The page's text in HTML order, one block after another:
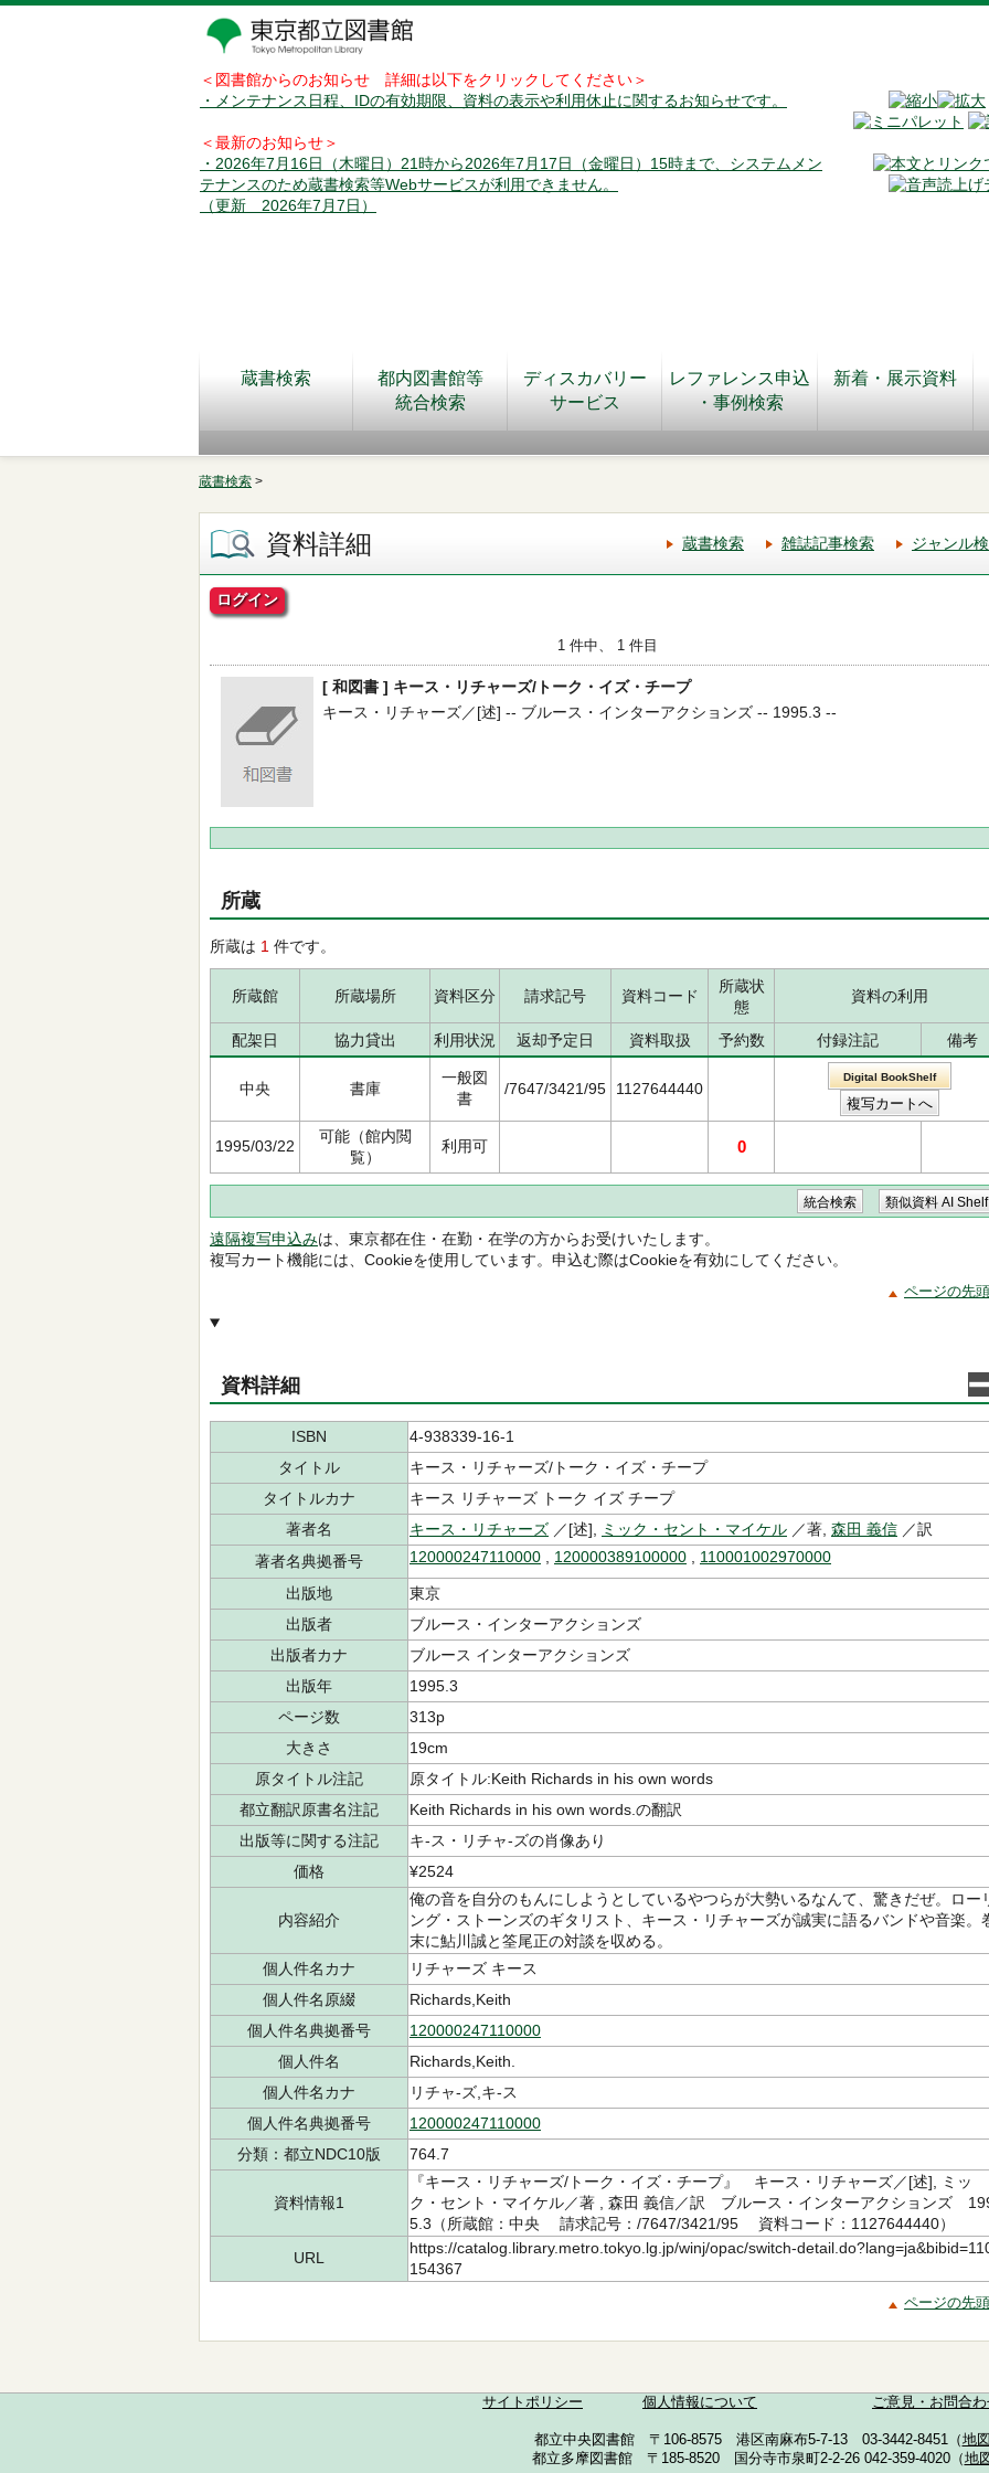
＜図書館からのお知らせ 詳細は以下をクリックしてください＞
・メンテナンス日程、IDの有効期限、資料の表示や利用休止に関するお知らせです。
＜最新のお知らせ＞
・2026年7月16日（木曜日）21時から2026年7月17日（金曜日）15時まで、システムメン
テナンスのため蔵書検索等Webサービスが利用できません。
（更新 2026年7月7日）
蔵書検索
都内図書館等
統合検索
ディスカバリー
サービス
レファレンス申込
・事例検索
新着・展示資料
蔵書検索 >
資料詳細 蔵書検索 雑誌記事検索 ジャンル
ログイン
1 件中、 1 件目
[ 和図書 ] キース・リチャーズ/トーク・イズ・チープ
キース・リチャーズ／[述] -- ブルース・インターアクションズ -- 1995.3 --
所蔵
所蔵は 1 件です。
所蔵館 所蔵場所 資料区分 請求記号 資料コード
所蔵状
態
資料の利用
配架日 協力貸出 利用状況 返却予定日 資料取扱 予約数 付録注記 備考
中央 書庫
一般図
書
/7647/3421/95 1127644440
Digital BookShelf
1995/03/22
可能（館内閲
覧）
利用可 0
遠隔複写申込みは、東京都在住・在勤・在学の方からお受けいたします。
複写カート機能には、Cookieを使用しています。申込む際はCookieを有効にしてください。
ページの先
資料詳細
ISBN
4-938339-16-1
タイトル
キース・リチャーズ/トーク・イズ・チープ
タイトルカナ
キース リチャーズ トーク イズ チープ
著者名
キース・リチャーズ ／[述], ミック・セント・マイケル ／著, 森田 義信 ／訳
著者名典拠番号
120000247110000 120000389100000 110001002970000
出版地
東京
出版者
ブルース・インターアクションズ
出版者カナ
ブルース インターアクションズ
出版年
1995.3
ページ数
313p
大きさ
19cm
原タイトル注記
原タイトル:Keith Richards in his own words
都立翻訳原書名注記
Keith Richards in his own words.の翻訳
出版等に関する注記
キ-ス・リチャ-ズの肖像あり
価格
¥2524
内容紹介
俺の音を自分のもんにしようとしているやつらが大勢いるなんて、驚きだぜ。ロー
ング・ストーンズのギタリスト、キース・リチャーズが誠実に語るバンドや音楽。
末に鮎川誠と筌尾正の対談を収める。
個人件名カナ
リチャーズ キース
個人件名原綴
Richards,Keith
個人件名典拠番号
120000247110000
個人件名
Richards,Keith.
個人件名カナ
リチャ-ズ,キ-ス
個人件名典拠番号
120000247110000
分類：都立NDC10版
764.7
資料情報1
『キース・リチャーズ/トーク・イズ・チープ』 キース・リチャーズ／[述], ミッ
ク・セント・マイケル／著 , 森田 義信／訳 ブルース・インターアクションズ
5.3（所蔵館：中央 請求記号：/7647/3421/95 資料コード：1127644440）
URL
https://catalog.library.metro.tokyo.lg.jp/winj/opac/switch-
154367
ページの先
サイトポリシー 個人情報について ご意見・お問合
都立中央図書館 〒106-8575 港区南麻布5-7-13 03-3442-8451（地
都立多摩図書館 〒185-8520 国分寺市泉町2-2-26 042-359-4020（地